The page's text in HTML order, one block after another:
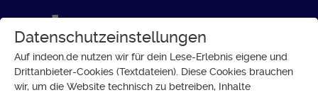
GESELLSCHAFT
Datenschutzeinstellungen
Auf indeon.de nutzen wir für dein Lese-Erlebnis eigene und
Drittanbieter-Cookies (Textdateien). Diese Cookies brauchen
wir, um die Website technisch zu betreiben, Inhalte